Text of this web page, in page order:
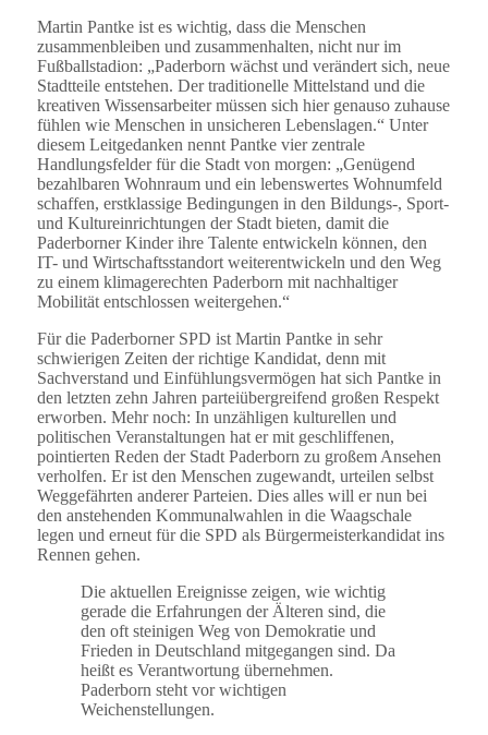
Martin Pantke ist es wichtig, dass die Menschen
zusammenbleiben und zusammenhalten, nicht nur im
Fußballstadion: „Paderborn wächst und verändert sich, neue
Stadtteile entstehen. Der traditionelle Mittelstand und die
kreativen Wissensarbeiter müssen sich hier genauso zuhause
fühlen wie Menschen in unsicheren Lebenslagen.“ Unter
diesem Leitgedanken nennt Pantke vier zentrale
Handlungsfelder für die Stadt von morgen: „Genügend
bezahlbaren Wohnraum und ein lebenswertes Wohnumfeld
schaffen, erstklassige Bedingungen in den Bildungs-, Sport-
und Kultureinrichtungen der Stadt bieten, damit die
Paderborner Kinder ihre Talente entwickeln können, den
IT- und Wirtschaftsstandort weiterentwickeln und den Weg
zu einem klimagerechten Paderborn mit nachhaltiger
Mobilität entschlossen weitergehen.“
Für die Paderborner SPD ist Martin Pantke in sehr
schwierigen Zeiten der richtige Kandidat, denn mit
Sachverstand und Einfühlungsvermögen hat sich Pantke in
den letzten zehn Jahren parteiübergreifend großen Respekt
erworben. Mehr noch: In unzähligen kulturellen und
politischen Veranstaltungen hat er mit geschliffenen,
pointierten Reden der Stadt Paderborn zu großem Ansehen
verholfen. Er ist den Menschen zugewandt, urteilen selbst
Weggefährten anderer Parteien. Dies alles will er nun bei
den anstehenden Kommunalwahlen in die Waagschale
legen und erneut für die SPD als Bürgermeisterkandidat ins
Rennen gehen.
Die aktuellen Ereignisse zeigen, wie wichtig
gerade die Erfahrungen der Älteren sind, die
den oft steinigen Weg von Demokratie und
Frieden in Deutschland mitgegangen sind. Da
heißt es Verantwortung übernehmen.
Paderborn steht vor wichtigen
Weichenstellungen.